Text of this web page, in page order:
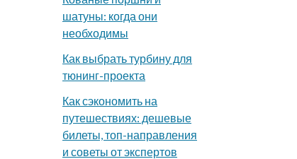
шатуны: когда они
необходимы
Как выбрать турбину для
тюнинг-проекта
Как сэкономить на
путешествиях: дешевые
билеты, топ-направления
и советы от экспертов